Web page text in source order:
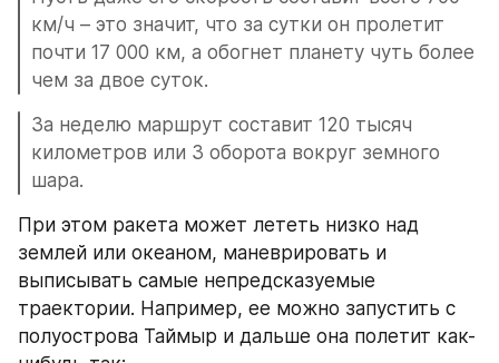
км/ч – это значит, что за сутки он пролетит
почти 17 000 км, а обогнет планету чуть более
чем за двое суток.
За неделю маршрут составит 120 тысяч
километров или 3 оборота вокруг земного
шара.
При этом ракета может лететь низко над
землей или океаном, маневрировать и
выписывать самые непредсказуемые
траектории. Например, ее можно запустить с
полуострова Таймыр и дальше она полетит как-